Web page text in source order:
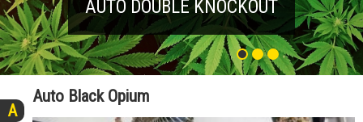
AUTO DOUBLE KNOCKOUT
A
Auto Black Opium